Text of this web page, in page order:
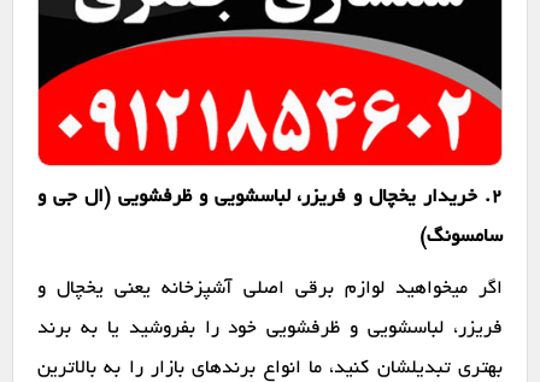
2. خریدار یخچال و فریزر، لباسشویی و ظرفشویی (ال جی و
سامسونگ)
اگر میخواهید لوازم برقی اصلی آشپزخانه یعنی یخچال و
فریزر، لباسشویی و ظرفشویی خود را بفروشید یا به برند
بهتری تبدیلشان کنید، ما انواع برندهای بازار را به بالاترین